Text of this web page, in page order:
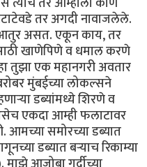
तर अगदी नावाजलेले.
असत. एकून काय, तर
खाणेपिणे व धमाल करणे
तुझा एक महानगरी अवतार
मुंबईच्या लोकल्सने
डब्यांमध्ये शिरणे व
एकदा आम्ही फलाटावर
आमच्या समोरच्या डब्यात
डब्यात बऱ्याच रिकाम्या